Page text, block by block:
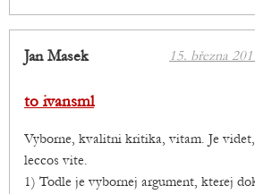
15. března
Jan Masek
to ivansml
Vyborne, kvalitni kritika, vitam. Je
leccos vite.
1) Todle je vybornej argument, kterej